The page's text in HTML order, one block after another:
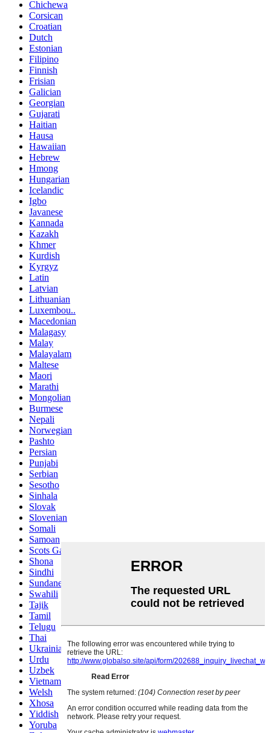
Chichewa
Corsican
Croatian
Dutch
Estonian
Filipino
Finnish
Frisian
Galician
Georgian
Gujarati
Haitian
Hausa
Hawaiian
Hebrew
Hmong
Hungarian
Icelandic
Igbo
Javanese
Kannada
Kazakh
Khmer
Kurdish
Kyrgyz
Latin
Latvian
Lithuanian
Luxembou..
Macedonian
Malagasy
Malay
Malayalam
Maltese
Maori
Marathi
Mongolian
Burmese
Nepali
Norwegian
Pashto
Persian
Punjabi
Serbian
Sesotho
Sinhala
Slovak
Slovenian
Somali
Samoan
Scots Gaelic
Shona
Sindhi
Sundanese
Swahili
Tajik
Tamil
Telugu
Thai
Ukrainian
Urdu
Uzbek
Vietnamese
Welsh
Xhosa
Yiddish
Yoruba